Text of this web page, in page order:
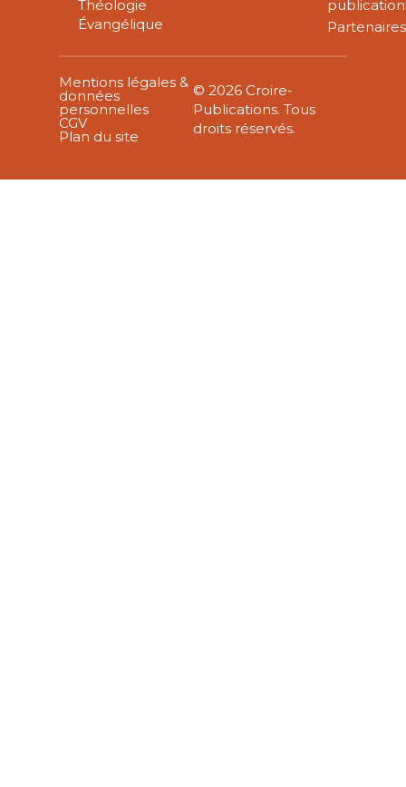
Théologie
Évangélique
Partenaires
Mentions légales &
données
personnelles
CGV
Plan du site
© 2026 Croire-
Publications. Tous
droits réservés.